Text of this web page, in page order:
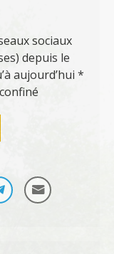
sociaux
depuis le
aujourd’hui *